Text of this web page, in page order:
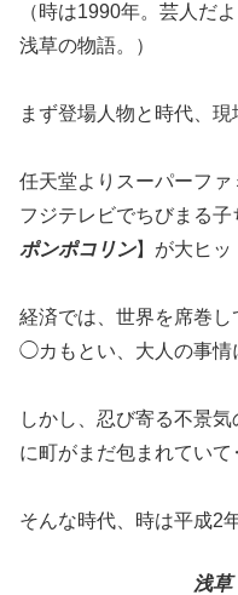
（時は1990年。芸人だ
浅草の物語。）
まず登場人物と時代、現
任天堂よりスーパーファ
フジテレビでちびまる
ポンポコリン】が大ヒッ
経済では、世界を席巻
◯カもとい、大人の事情
しかし、忍び寄る不景
に町がまだ包まれてい
そんな時代、時は平成2
浅草